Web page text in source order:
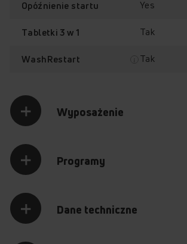
Opóźnienie startu Yes
Tabletki 3 w 1 Tak
WashRestart Tak
Wyposażenie
Programy
Dane techniczne